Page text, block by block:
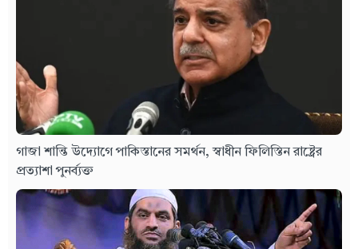
গাজা শান্তি উদ্যোগে পাকিস্তানের সমর্থন, স্বাধীন ফিলিস্তিন রাষ্ট্রের
প্রত্যাশা পুনর্ব্যক্ত